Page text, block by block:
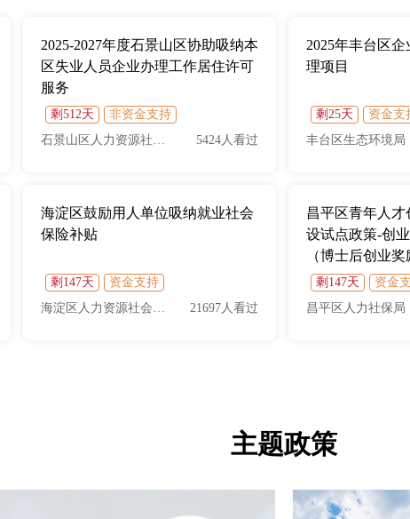
2025-2027年度石景山区协助吸纳本
区失业人员企业办理工作居住许可
服务
剩512天
非资金支持
石景山区人力资源社会保障局
5424人看过
2025年丰台区
理项目
剩25天
资金支
丰台区生态环境局
海淀区鼓励用人单位吸纳就业社会
保险补贴
剩147天
资金支持
海淀区人力资源社会保障局
21697人看过
昌平区青年人
设试点政策-创
（博士后创业奖
剩147天
资金
昌平区人力社保局
主题政策